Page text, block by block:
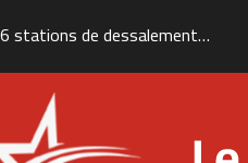
Le Maroc prévoit 36 stations de dessalement pour renforcer sa sécurité hydrique à l’horizon 2030